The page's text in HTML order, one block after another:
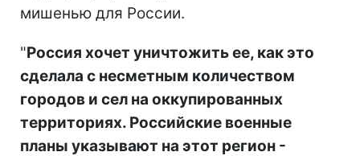
мишенью для России.
"Россия хочет уничтожить ее, как это
сделала с несметным количеством
городов и сел на оккупированных
территориях. Российские военные
планы указывают на этот регион -